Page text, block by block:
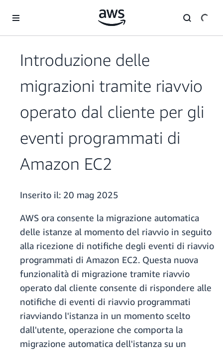
Introduzione delle
migrazioni tramite riavvio
operato dal cliente per gli
eventi programmati di
Amazon EC2
Inserito il: 20 mag 2025
AWS ora consente la migrazione automatica
delle istanze al momento del riavvio in seguito
alla ricezione di notifiche degli eventi di riavvio
programmati di Amazon EC2. Questa nuova
funzionalità di migrazione tramite riavvio
operato dal cliente consente di rispondere alle
notifiche di eventi di riavvio programmati
riavviando l'istanza in un momento scelto
dall'utente, operazione che comporta la
migrazione automatica dell'istanza su un